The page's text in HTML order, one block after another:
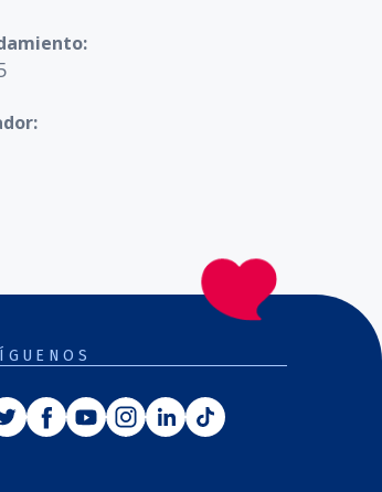
TwitterFacebook
YoutubeInstagram
LinkedinTiktok